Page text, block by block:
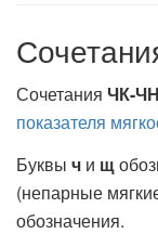
Сочетания ЧК-
показателя
Буквы ч и щ
(непарные
обозначения.